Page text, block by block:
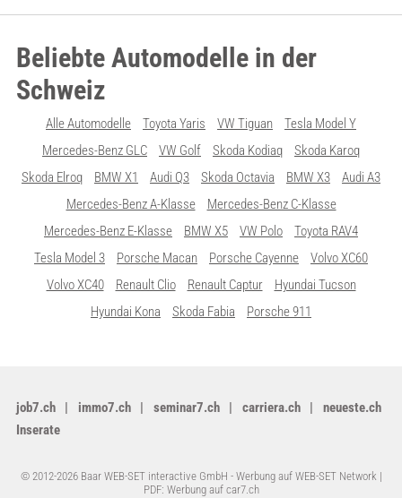
Beliebte Automodelle in der
Schweiz
Alle Automodelle Toyota Yaris VW Tiguan
Tesla Model Y
Mercedes-Benz GLC
VW Golf Skoda Kodiaq
Skoda Karoq
Skoda Elroq
BMW X1 Audi Q3 Skoda Octavia BMW X3
Audi A3
Mercedes-Benz A-Klasse
Mercedes-Benz C-Klasse
Mercedes-Benz E-Klasse
BMW X5 VW Polo
Toyota RAV4
Tesla Model 3
Porsche Macan Porsche Cayenne
Volvo XC60
Volvo XC40
Renault Clio Renault Captur
Hyundai Tucson
Hyundai Kona
Skoda Fabia Porsche 911
job7.ch immo7.ch seminar7.ch carriera.ch
neueste.ch
Inserate
© 2012-2026 Baar WEB-SET interactive GmbH - Werbung auf WEB-SET Network |
PDF: Werbung auf car7.ch